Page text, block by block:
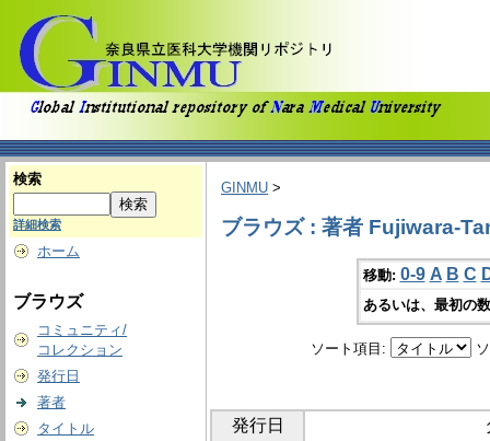
検索
詳細検索
ホーム
ブラウズ
コミュニティ/
コレクション
発行日
著者
タイトル
GINMU >
ブラウズ : 著者
移動: 0-9 A B C
あるいは、最初の
ソート項目:
発行日